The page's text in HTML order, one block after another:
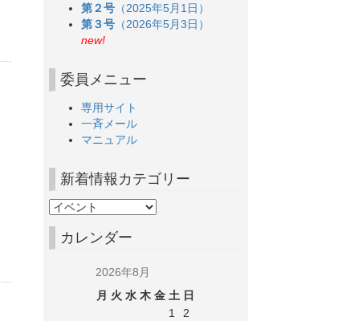
第２号 （2025年5月1日）
第３号 （2026年5月3日）
new!
委員メニュー
専用サイト
一斉メール
マニュアル
新着情報カテゴリー
カレンダー
2026年8月
月 火 水 木 金 土 日
1
2